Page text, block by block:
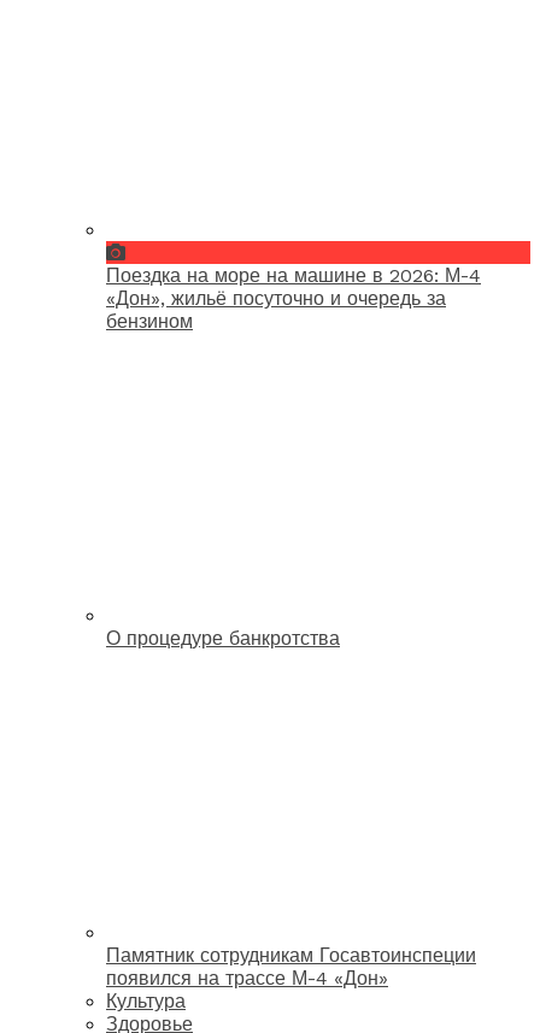
Поездка на море на машине в 2026: М-4
«Дон», жильё посуточно и очередь за
бензином
О процедуре банкротства
Памятник сотрудникам Госавтоинспеции
появился на трассе М-4 «Дон»
Культура
Здоровье